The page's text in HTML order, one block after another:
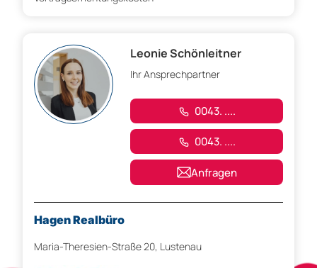
Leonie Schönleitner
Ihr Ansprechpartner
0043. ....
0043. ....
Anfragen
Hagen Realbüro
Maria-Theresien-Straße 20, Lustenau